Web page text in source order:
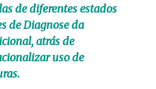
de diferentes estados
de Diagnose da
atrás de
uso de